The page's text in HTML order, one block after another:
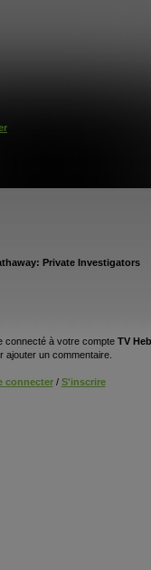
Private Investigators
connecté à votre compte TV
ajouter un commentaire.
connecter/ S'inscrire